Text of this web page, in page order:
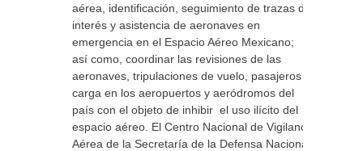
aérea, identificación, seguimiento de trazas de
interés y asistencia de aeronaves en
emergencia en el Espacio Aéreo Mexicano;
así como, coordinar las revisiones de las
aeronaves, tripulaciones de vuelo, pasajeros y
carga en los aeropuertos y aeródromos del
país con el objeto de inhibir el uso ilícito del
espacio aéreo. El Centro Nacional de Vigilancia
Aérea de la Secretaría de la Defensa Nacional,